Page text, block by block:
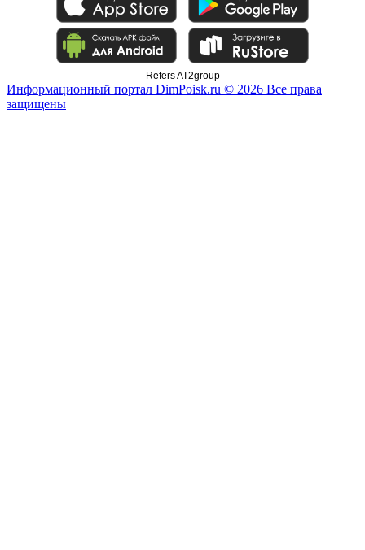
Refers AT2group
Информационный портал DimPoisk.ru © 2026 Все права
защищены